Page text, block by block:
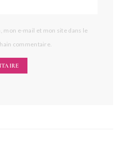
mon e-mail et mon site dans le
commentaire.